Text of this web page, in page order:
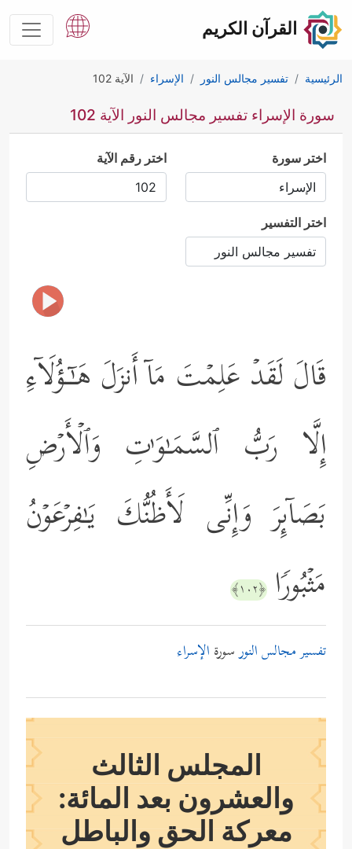
القرآن الكريم
الرئيسية تفسير مجالس النور الإسراء الآية 102
سورة الإسراء تفسير مجالس النور الآية 102
اختر سورة اختر رقم الآية
اختر التفسير
قَالَ لَقَدۡ عَلِمۡتَ مَاۤ أَنزَلَ هَـٰۤـؤُلَاۤءِ
إِلَّا رَبُّ ٱلسَّمَـٰوَ ٰ⁠تِ وَٱلۡأَرۡضِ
بَصَاۤىِٕرَ وَإِنِّی لَأَظُنُّكَ یَـٰفِرۡعَوۡنُ
مَثۡبُورࣰا ﴿١٠٢﴾
تفسير مجالس النورسورة الإسراء
المجلس الثالث
والعشرون بعد المائة:
معركة الحق والباطل